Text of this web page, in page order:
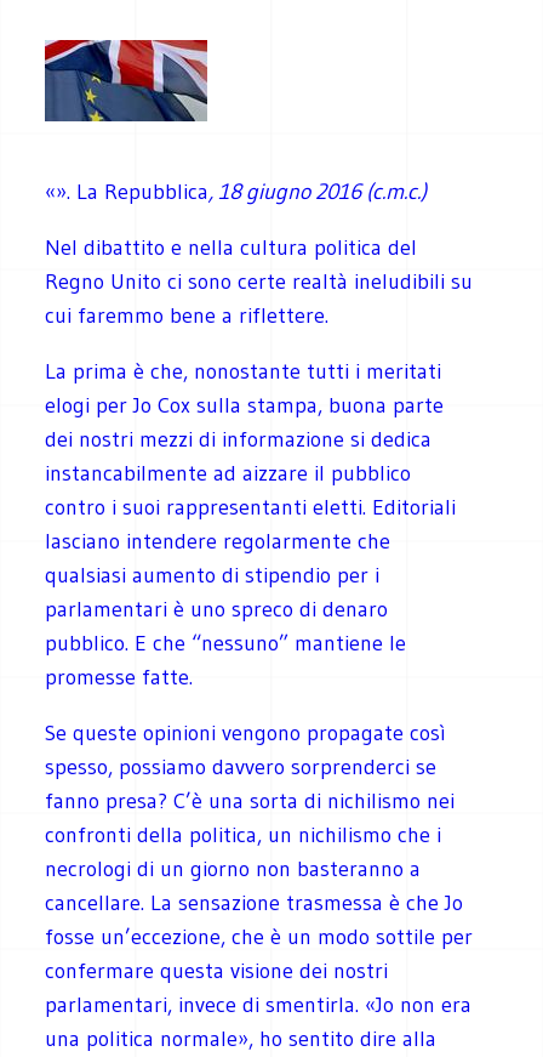
«». La Repubblica,18 giugno 2016 (c.m.c.)
Nel dibattito e nella cultura politica del
Regno Unito ci sono certe realtà ineludibili su
cui faremmo bene a riflettere.
La prima è che, nonostante tutti i meritati
elogi per Jo Cox sulla stampa, buona parte
dei nostri mezzi di informazione si dedica
instancabilmente ad aizzare il pubblico
contro i suoi rappresentanti eletti. Editoriali
lasciano intendere regolarmente che
qualsiasi aumento di stipendio per i
parlamentari è uno spreco di denaro
pubblico. E che “nessuno” mantiene le
promesse fatte.
Se queste opinioni vengono propagate così
spesso, possiamo davvero sorprenderci se
fanno presa? C’è una sorta di nichilismo nei
confronti della politica, un nichilismo che i
necrologi di un giorno non basteranno a
cancellare. La sensazione trasmessa è che Jo
fosse un’eccezione, che è un modo sottile per
confermare questa visione dei nostri
parlamentari, invece di smentirla. «Jo non era
una politica normale», ho sentito dire alla